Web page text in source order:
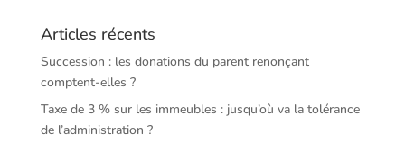
Articles récents
Succession : les donations du parent renonçant
comptent-elles ?
Taxe de 3 % sur les immeubles : jusqu’où va la tolérance
de l’administration ?